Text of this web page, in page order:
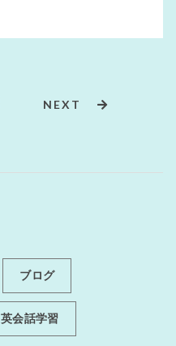
NEXT
ブログ
英会話学習